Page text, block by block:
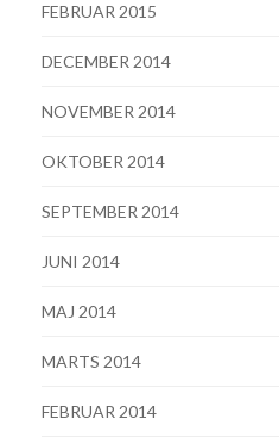
FEBRUAR 2015
DECEMBER 2014
NOVEMBER 2014
OKTOBER 2014
SEPTEMBER 2014
JUNI 2014
MAJ 2014
MARTS 2014
FEBRUAR 2014